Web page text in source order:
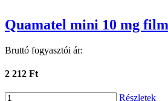
Quamatel mini 10 mg
Bruttó fogyasztói ár:
2 212 Ft
Részletek